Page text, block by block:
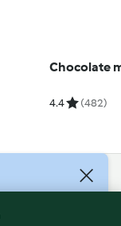
Chocolate
4.4 (482)